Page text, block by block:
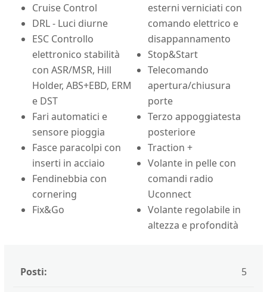
Cruise Control
DRL - Luci diurne
ESC Controllo
elettronico stabilità
con ASR/MSR, Hill
Holder, ABS+EBD, ERM
e DST
Fari automatici e
sensore pioggia
Fasce paracolpi con
inserti in acciaio
Fendinebbia con
cornering
Fix&Go
esterni verniciati con
comando elettrico e
disappannamento
Stop&Start
Telecomando
apertura/chiusura
porte
Terzo appoggiatesta
posteriore
Traction +
Volante in pelle con
comandi radio
Uconnect
Volante regolabile in
altezza e profondità
Posti: 5